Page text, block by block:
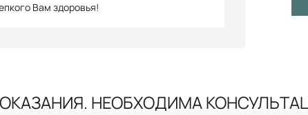
Вам здоровья!
НЕОБХОДИМА